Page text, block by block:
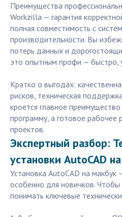
Преимущества
Workzilla — гарантия
полная совместимость с
производительности. Вы
потерь данных и
это опытным профи — быстро,
Кратко о выгодах:
рисков, техническая
кроется главное
программу, а готовое рабочее
проектов.
Экспертный разбор:
установки AutoCAD
Установка AutoCAD на макбук
особенно для новичков.
понимать ключевые